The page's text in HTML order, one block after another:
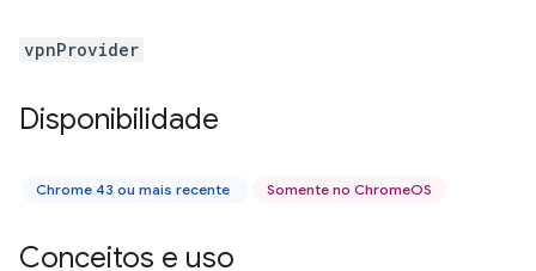
vpnProvider
Disponibilidade
Chrome 43 ou mais recente Somente no ChromeOS
Conceitos e uso